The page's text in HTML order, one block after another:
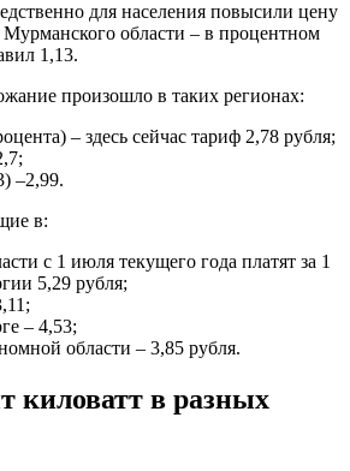
для населения повысили цену
Мурманского области – в процентном
1,13.
произошло в таких регионах:
– здесь сейчас тариф 2,78 рубля;
–2,99.
в:
с 1 июля текущего года платят за 1
5,29 рубля;
– 4,53;
области – 3,85 рубля.
киловатт в разных